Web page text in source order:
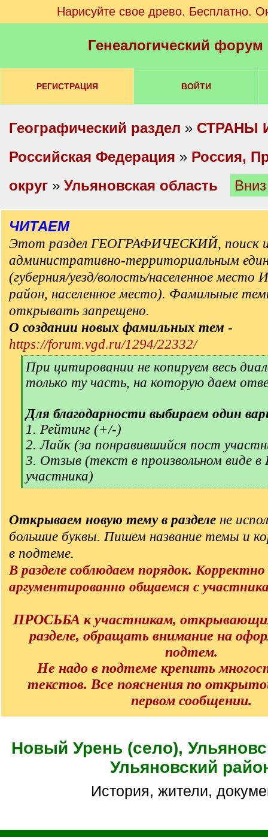
Нарисуйте свое древо. Бесплатно.
Генеалогический
РЕГИСТРАЦИЯ ВОЙТИ
Географический раздел » СТРАНЫ
Российская Федерация » Россия,
округ » Ульяновская область
ЧИТАЕМ
Этот раздел ГЕОГРАФИЧЕСКИЙ, поиск
административно-территориальным
(губерния/уезд/волость/населенное
район, населенное место). Фамильные
открывать запрещено.
О создании новых фамильных тем -
https://forum.vgd.ru/1294/22332/
[
q
]
При цитировании не копируем весь
только ту часть, на которую даем
Для благодарности выбираем один
1. Рейтинг (+/-)
2. Лайк (за понравившийся пост
3. Отзыв (текст в произвольном виде
участника)
[
]
Открываем новую тему в разделе не
большие буквы. Пишем название темы и
в подтеме.
В разделе соблюдаем порядок.
аргументированно общаемся с
ПРОСЬБА к участникам,
разделе, обращать внимание на
подтем.
Не надо в подтеме крепить
текстов. Все пояснения по
первом сообщении.
Новый Урень (село),
Ульяновский
История, жители,